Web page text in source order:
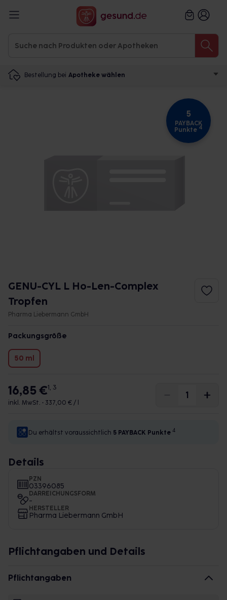
Bestellung bei Apotheke wählen
5
PAYBACK
Punkte 4
GENU-CYL L Ho-Len-Complex
Tropfen
Pharma Liebermann GmbH
Packungsgröße
50 ml
16,85 €1, 3
inkl. MwSt. • 337,00 € / l
Du erhältst voraussichtlich 5 PAYBACK Punkte 4
Details
PZN
03396085
DARREICHUNGSFORM
-
HERSTELLER
Pharma Liebermann GmbH
Pflichtangaben und Details
Pflichtangaben